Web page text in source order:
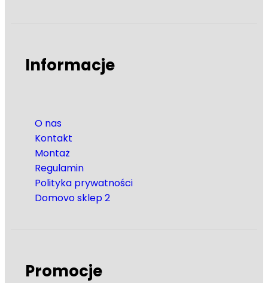
Informacje
O nas
Kontakt
Montaż
Regulamin
Polityka prywatności
Domovo sklep 2
Promocje